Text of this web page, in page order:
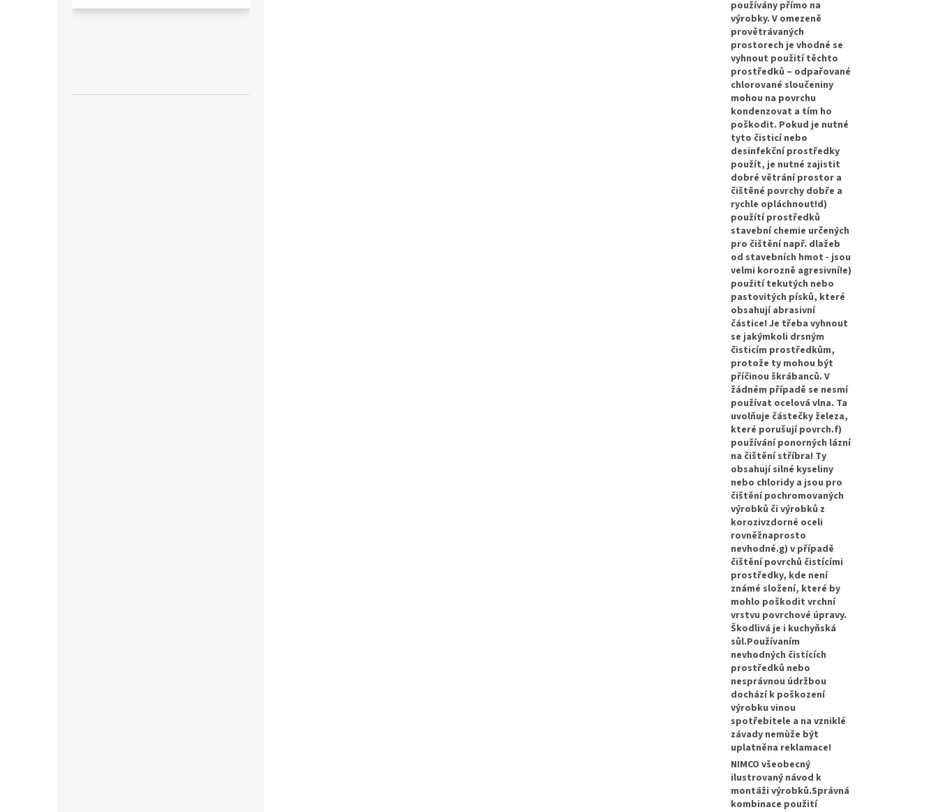
používány přímo na
výrobky. V omezeně
provětrávaných
prostorech je vhodné se
vyhnout použití těchto
prostředků – odpařované
chlorované sloučeniny
mohou na povrchu
kondenzovat a tím ho
poškodit. Pokud je nutné
tyto čisticí nebo
desinfekční prostředky
použít, je nutné zajistit
dobré větrání prostor a
čištěné povrchy dobře a
rychle opláchnout!d)
použítí prostředků
stavební chemie určených
pro čištění např. dlažeb
od stavebních hmot - jsou
velmi korozně agresivní!e)
použití tekutých nebo
pastovitých písků, které
obsahují abrasivní
částice! Je třeba vyhnout
se jakýmkoli drsným
čisticím prostředkům,
protože ty mohou být
příčinou škrábanců. V
žádném případě se nesmí
používat ocelová vlna. Ta
uvolňuje částečky železa,
které porušují povrch.f)
používání ponorných lázní
na čištění stříbra! Ty
obsahují silné kyseliny
nebo chloridy a jsou pro
čištění pochromovaných
výrobků či výrobků z
korozivzdorné oceli
rovněžnaprosto
nevhodné.g) v případě
čištění povrchů čistícími
prostředky, kde není
známé složení, které by
mohlo poškodit vrchní
vrstvu povrchové úpravy.
Škodlivá je i kuchyňská
sůl.Používaním
nevhodných čistících
prostředků nebo
nesprávnou údržbou
dochází k poškození
výrobku vinou
spotřebitele a na vzniklé
závady nemùže být
uplatněna reklamace!
NIMCO všeobecný
ilustrovaný návod k
montáži výrobků.Správná
kombinace použití